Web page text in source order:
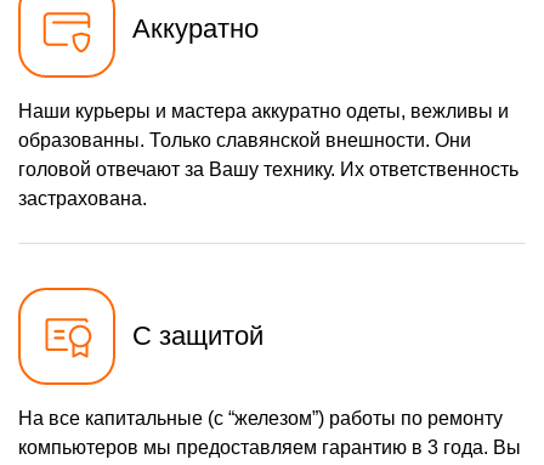
Аккуратно
Наши курьеры и мастера аккуратно одеты, вежливы и
образованны. Только славянской внешности. Они
головой отвечают за Вашу технику. Их ответственность
застрахована.
С защитой
На все капитальные (с “железом”) работы по ремонту
компьютеров мы предоставляем гарантию в 3 года. Вы